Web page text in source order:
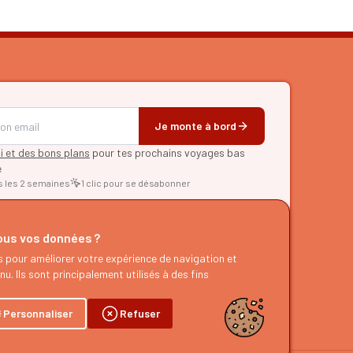
Je monte à bord
et des bons plans pour tes prochains voyages bas
les 2 semaines 1 clic pour se désabonner
d'itinéraires
Personnaliser Refuser
vos données ?
pour améliorer votre expérience de navigation et
Ils sont principalement utilisés à des fins